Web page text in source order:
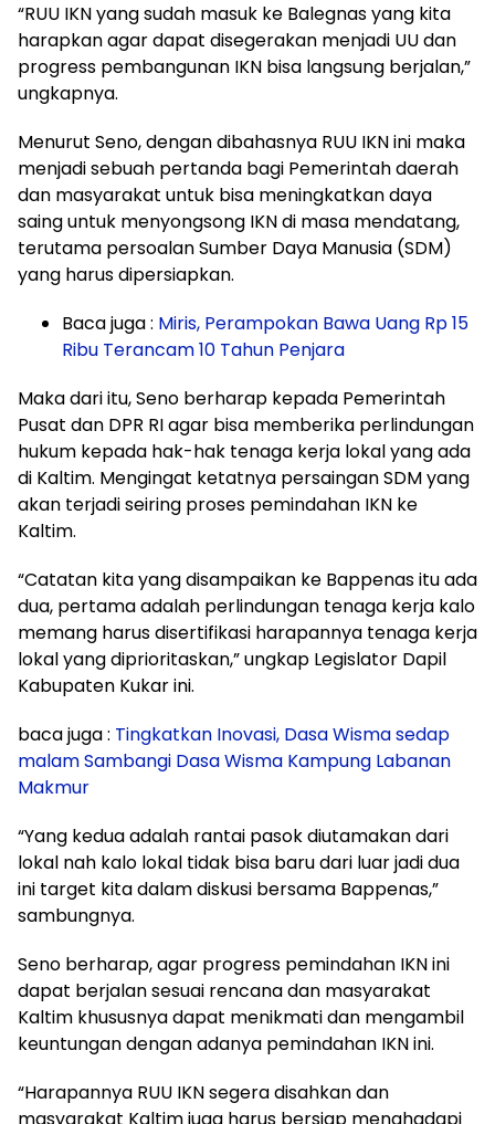
“RUU IKN yang sudah masuk ke Balegnas yang kita
harapkan agar dapat disegerakan menjadi UU dan
progress pembangunan IKN bisa langsung berjalan,”
ungkapnya.
Menurut Seno, dengan dibahasnya RUU IKN ini maka
menjadi sebuah pertanda bagi Pemerintah daerah
dan masyarakat untuk bisa meningkatkan daya
saing untuk menyongsong IKN di masa mendatang,
terutama persoalan Sumber Daya Manusia (SDM)
yang harus dipersiapkan.
Baca juga : Miris, Perampokan Bawa Uang Rp 15
Ribu Terancam 10 Tahun Penjara
Maka dari itu, Seno berharap kepada Pemerintah
Pusat dan DPR RI agar bisa memberika perlindungan
hukum kepada hak-hak tenaga kerja lokal yang ada
di Kaltim. Mengingat ketatnya persaingan SDM yang
akan terjadi seiring proses pemindahan IKN ke
Kaltim.
“Catatan kita yang disampaikan ke Bappenas itu ada
dua, pertama adalah perlindungan tenaga kerja kalo
memang harus disertifikasi harapannya tenaga kerja
lokal yang diprioritaskan,” ungkap Legislator Dapil
Kabupaten Kukar ini.
baca juga : Tingkatkan Inovasi, Dasa Wisma sedap
malam Sambangi Dasa Wisma Kampung Labanan
Makmur
“Yang kedua adalah rantai pasok diutamakan dari
lokal nah kalo lokal tidak bisa baru dari luar jadi dua
ini target kita dalam diskusi bersama Bappenas,”
sambungnya.
Seno berharap, agar progress pemindahan IKN ini
dapat berjalan sesuai rencana dan masyarakat
Kaltim khususnya dapat menikmati dan mengambil
keuntungan dengan adanya pemindahan IKN ini.
“Harapannya RUU IKN segera disahkan dan